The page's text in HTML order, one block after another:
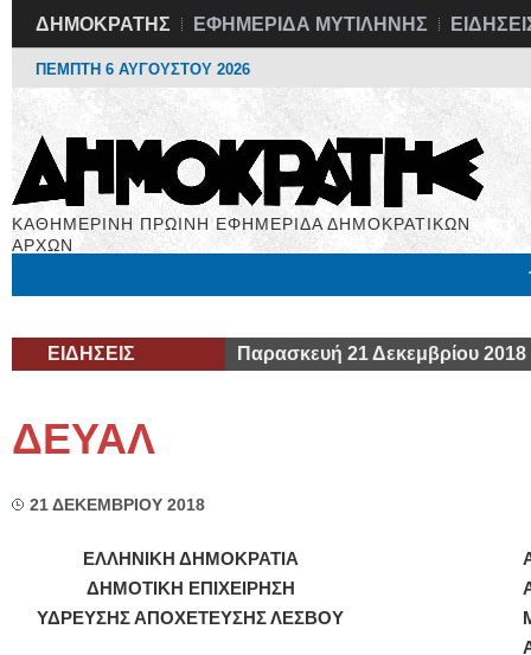
ΔΗΜΟΚΡΑΤΗΣ ΕΦΗΜΕΡΙΔΑ ΜΥΤΙΛΗΝΗΣ
ΠΕΜΠΤΗ 6 ΑΥΓΟΥΣΤΟΥ 2026
ΚΑΘΗΜΕΡΙΝΗ ΠΡΩΙΝΗ ΕΦΗΜΕΡΙΔΑ ΔΗΜΟΚΡΑΤΙΚΩΝ
ΑΡΧΩΝ
ΕΙΔΗΣΕΙΣ Παρασκευή 21 Δεκεμβρίου 2018
ΔΕΥΑΛ
21 ΔΕΚΕΜΒΡΙΟΥ 2018
ΕΛΛΗΝΙΚΗ ΔΗΜΟΚΡΑΤΙΑ
ΔΗΜΟΤΙΚΗ ΕΠΙΧΕΙΡΗΣΗ
ΥΔΡΕΥΣΗΣ ΑΠΟΧΕΤΕΥΣΗΣ ΛΕΣΒΟΥ